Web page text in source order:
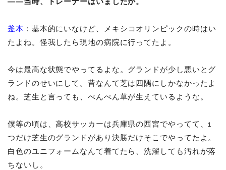
釜本 ：基本的にいなけど、メキシコオリンピックの時はい
たよね。怪我したら現地の病院に行ってたよ。
今は最高な状態でやってるよな。グランドが少し悪いとグ
ランドのせいにして。昔なんて芝は四隅にしかなかったよ
ね。芝生と言っても、ぺんぺん草が生えているような。
僕等の頃は、高校サッカーは兵庫県の西宮でやってて、1
つだけ芝生のグランドがあり決勝だけそこでやってたよ。
白色のユニフォームなんて着てたら、洗濯しても汚れが落
ちないし。